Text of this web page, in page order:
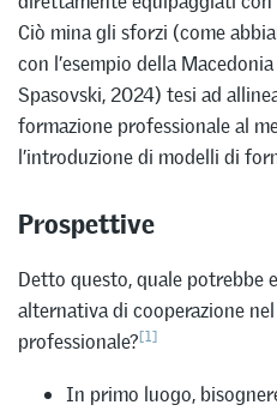
Ciò mina gli sforzi (come
con l’esempio della
Spasovski, 2024) tesi ad
formazione professionale al
l’introduzione di modelli di
Prospettive
Detto questo, quale potrebbe
alternativa di cooperazione
professionale?[1]
In primo luogo,